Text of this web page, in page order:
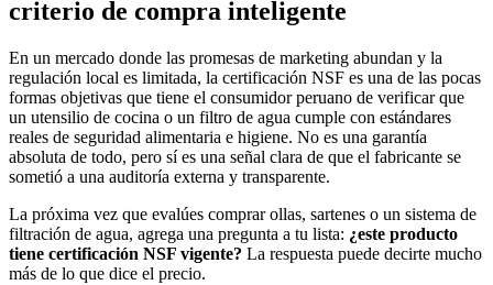
criterio de compra inteligente
En un mercado donde las promesas de marketing abundan y la
regulación local es limitada, la certificación NSF es una de las pocas
formas objetivas que tiene el consumidor peruano de verificar que
un utensilio de cocina o un filtro de agua cumple con estándares
reales de seguridad alimentaria e higiene. No es una garantía
absoluta de todo, pero sí es una señal clara de que el fabricante se
sometió a una auditoría externa y transparente.
La próxima vez que evalúes comprar ollas, sartenes o un sistema de
filtración de agua, agrega una pregunta a tu lista: ¿este producto
tiene certificación NSF vigente? La respuesta puede decirte mucho
más de lo que dice el precio.